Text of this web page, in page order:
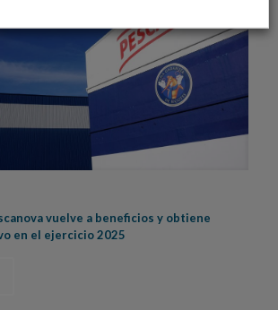
vuelve a beneficios y obtiene
en el ejercicio 2025